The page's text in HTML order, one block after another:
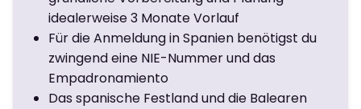
idealerweise 3 Monate Vorlauf
Für die Anmeldung in Spanien benötigst du
zwingend eine NIE-Nummer und das
Empadronamiento
Das spanische Festland und die Balearen